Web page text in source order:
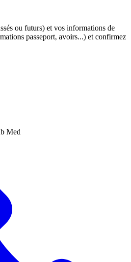
ou futurs) et vos informations de
passeport, avoirs...) et confirmez
Med